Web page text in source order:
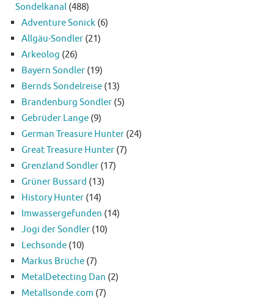
Sondelkanal (488)
Adventure Sonick (6)
Allgäu-Sondler (21)
Arkeolog (26)
Bayern Sondler (19)
Bernds Sondelreise (13)
Brandenburg Sondler (5)
Gebrüder Lange (9)
German Treasure Hunter (24)
Great Treasure Hunter (7)
Grenzland Sondler (17)
Grüner Bussard (13)
History Hunter (14)
Imwassergefunden (14)
Jogi der Sondler (10)
Lechsonde (10)
Markus Brüche (7)
MetalDetecting Dan (2)
Metallsonde.com (7)